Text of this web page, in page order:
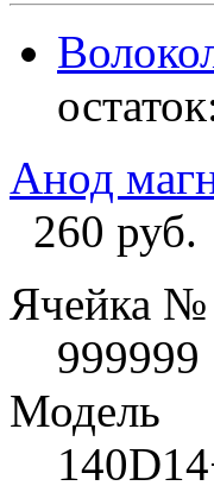
Анод
260 руб.
Ячейка №
999999
Модель